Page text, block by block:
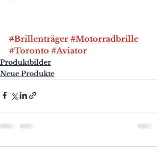
#Brillenträger #Motorradbrille
#Toronto #Aviator
Produktbilder
Neue Produkte